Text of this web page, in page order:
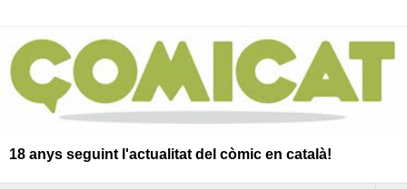
18 anys seguint l'actualitat del còmic en català!